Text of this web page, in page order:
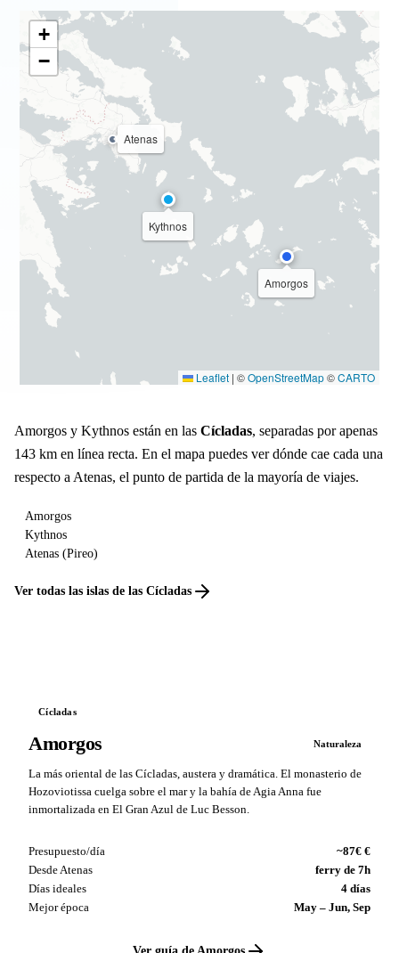
Amorgos
Kythnos
Atenas
+
−
Leaflet | ©OpenStreetMap©CARTO
Amorgos y Kythnos están en las Cícladas, separadas por apenas
143 km en línea recta. En el mapa puedes ver dónde cae cada una
respecto a Atenas, el punto de partida de la mayoría de viajes.
Amorgos
Kythnos
Atenas (Pireo)
Ver todas las islas de las Cícladas
Cícladas
Amorgos Naturaleza
La más oriental de las Cícladas, austera y dramática. El monasterio de
Hozoviotissa cuelga sobre el mar y la bahía de Agia Anna fue
inmortalizada en El Gran Azul de Luc Besson.
Presupuesto/día
~87€ €
Desde Atenas
ferry de 7h
Días ideales
4 días
Mejor época
May – Jun, Sep